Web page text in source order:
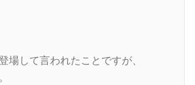
場して言われたことですが、